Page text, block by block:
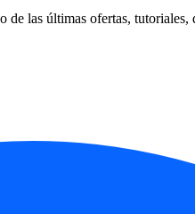
las últimas ofertas, tutoriales,